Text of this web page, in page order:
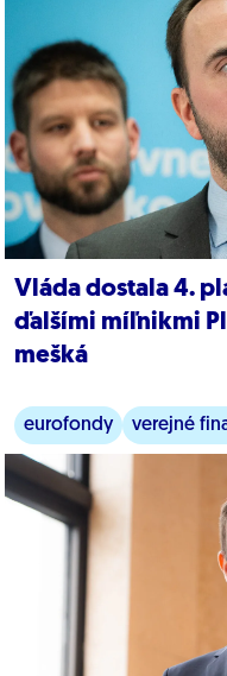
Vláda dostala 4.
ďalšími míľnikmi
mešká
eurofondy verejné